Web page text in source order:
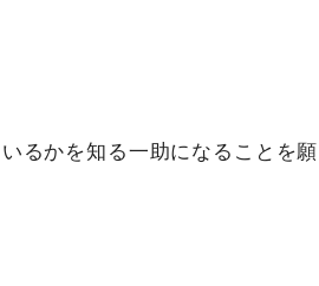
るかを知る一助になることを願